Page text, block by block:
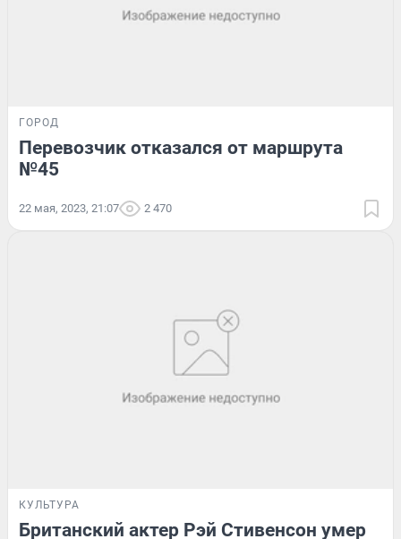
ГОРОД
Перевозчик отказался от маршрута
№45
22 мая, 2023, 21:07 2 470
КУЛЬТУРА
Британский актер Рэй Стивенсон умер